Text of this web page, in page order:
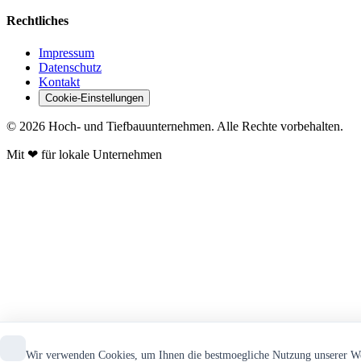
Rechtliches
Impressum
Datenschutz
Kontakt
Cookie-Einstellungen
© 2026 Hoch- und Tiefbauunternehmen. Alle Rechte vorbehalten.
Mit ❤ für lokale Unternehmen
Wir verwenden Cookies, um Ihnen die bestmoegliche Nutzung unserer